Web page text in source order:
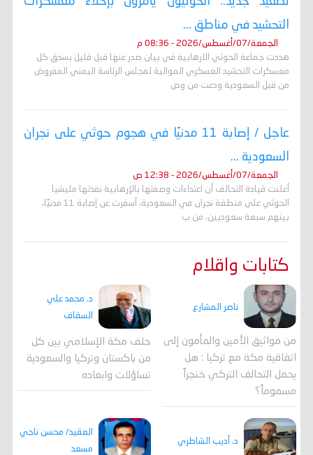
التحشيد في مناطق ...
الجمعة/07/أغسطس/2026 - 08:36 م
هددت جماعة الحوثي الارهابية في بيان صدر عنها قبل قليل بسحق كل
معسكرات التحشيد العسكري الموالية لمجلس الرئاسة اليمني المفروض
من قبل السعودية ودعت من وص
عاجل / إصابة 11 مدنيًا في هجوم حوثي على نجران
السعودية ...
الجمعة/07/أغسطس/2026 - 12:38 ص
أعلنت قيادة التحالف أن اعتداءات وصفتها بالإرهابية نفذتها مليشيا
الحوثي على منطقة نجران في السعودية، أسفرت عن إصابة 11 مدنيًا،
بينهم سبعة سعوديين، من ب
كتابات واقلام
ناصر المشارع
من مواثيق الأمين والمأمون إلى
اتفاقية مكة مع تركيا : هل
يحمل التحالف التركي خنجراً
مسموماً؟
د. محمد علي
السقاف
حلف مكة الإسلامي بين كل
من باكستان وتركيا والسعودية
تساؤلات وابعاده
د. أديب الشاطري
العقيد/ محسن ناجي
مسعد